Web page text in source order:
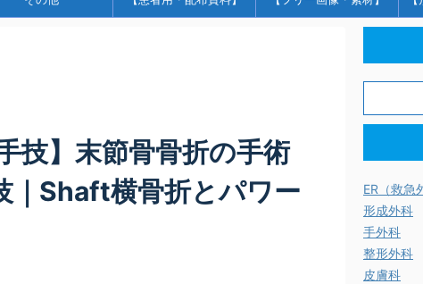
技】末節骨骨折の手術
｜Shaft横骨折とパワー
ER（救急
形成外科
手外科
整形外科
皮膚科